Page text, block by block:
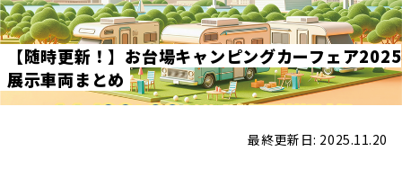
【随時更新 ！】 お台場キャンピングカーフェア2025
展示車両ま とめ
最終更新日: 2025.11.20